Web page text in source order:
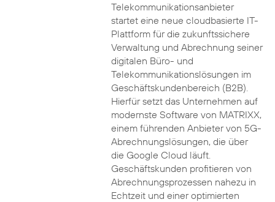
Telekommunikationsanbieter
startet eine neue cloudbasierte IT-
Plattform für die zukunftssichere
Verwaltung und Abrechnung seiner
digitalen Büro- und
Telekommunikationslösungen im
Geschäftskundenbereich (B2B).
Hierfür setzt das Unternehmen auf
modernste Software von MATRIXX,
einem führenden Anbieter von 5G-
Abrechnungslösungen, die über
die Google Cloud läuft.
Geschäftskunden profitieren von
Abrechnungsprozessen nahezu in
Echtzeit und einer optimierten